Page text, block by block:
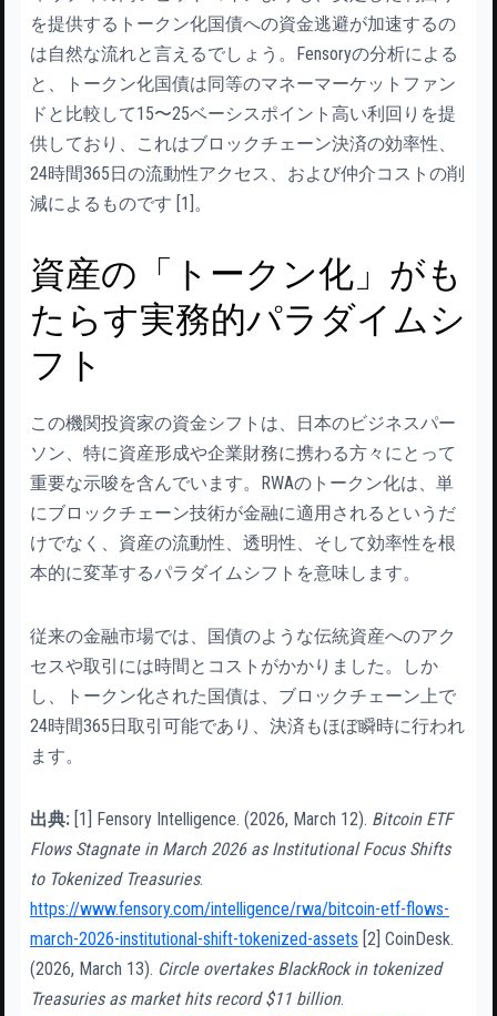
を提供するトークン化国債への資金逃避が加速するの
は自然な流れと言えるでしょう。Fensoryの分析による
と、トークン化国債は同等のマネーマーケットファン
ドと比較して15〜25ベーシスポイント高い利回りを提
供しており、これはブロックチェーン決済の効率性、
24時間365日の流動性アクセス、および仲介コストの削
減によるものです [1]。
資産の「トークン化」がも
たらす実務的パラダイムシ
フト
この機関投資家の資金シフトは、日本のビジネスパー
ソン、特に資産形成や企業財務に携わる方々にとって
重要な示唆を含んでいます。RWAのトークン化は、単
にブロックチェーン技術が金融に適用されるというだ
けでなく、資産の流動性、透明性、そして効率性を根
本的に変革するパラダイムシフトを意味します。
従来の金融市場では、国債のような伝統資産へのアク
セスや取引には時間とコストがかかりました。しか
し、トークン化された国債は、ブロックチェーン上で
24時間365日取引可能であり、決済もほぼ瞬時に行われ
ます。
出典: [1] Fensory Intelligence. (2026, March 12). Bitcoin ETF
Flows Stagnate in March 2026 as Institutional Focus Shifts
to Tokenized Treasuries.
https://www.fensory.com/intelligence/rwa/bitcoin-etf-flows-
march-2026-institutional-shift-tokenized-assets [2] CoinDesk.
(2026, March 13). Circle overtakes BlackRock in tokenized
Treasuries as market hits record $11 billion.